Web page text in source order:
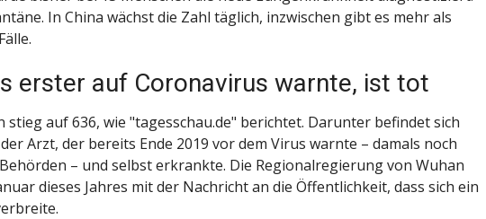
In China wächst die Zahl täglich, inzwischen gibt es mehr als
erster auf Coronavirus warnte, ist tot
stieg auf 636, wie "tagesschau.de" berichtet. Darunter befindet sich
Arzt, der bereits Ende 2019 vor dem Virus warnte – damals noch
– und selbst erkrankte. Die Regionalregierung von Wuhan
dieses Jahres mit der Nachricht an die Öffentlichkeit, dass sich ein